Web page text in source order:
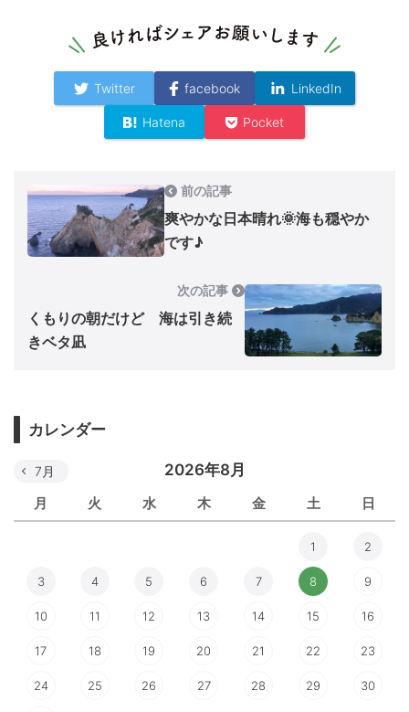
Twitter facebook LinkedIn
Hatena Pocket
前の記事
爽やかな日本晴れ🌞海も穏やか
です♪
次の記事
くもりの朝だけど 海は引き続
きベタ凪
カレンダー
2026年8月
月 火 水 木 金 土 日
7月
1 2
3 4 5 6 7 8 9
10 11 12 13 14 15 16
17 18 19 20 21 22 23
24 25 26 27 28 29 30